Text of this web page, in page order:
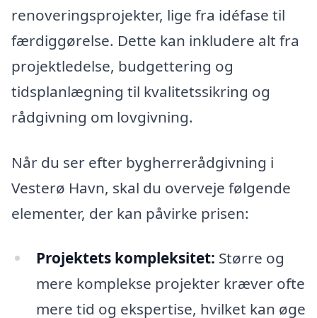
renoveringsprojekter, lige fra idéfase til
færdiggørelse. Dette kan inkludere alt fra
projektledelse, budgettering og
tidsplanlægning til kvalitetssikring og
rådgivning om lovgivning.
Når du ser efter bygherrerådgivning i
Vesterø Havn, skal du overveje følgende
elementer, der kan påvirke prisen:
Projektets kompleksitet: Større og
mere komplekse projekter kræver ofte
mere tid og ekspertise, hvilket kan øge